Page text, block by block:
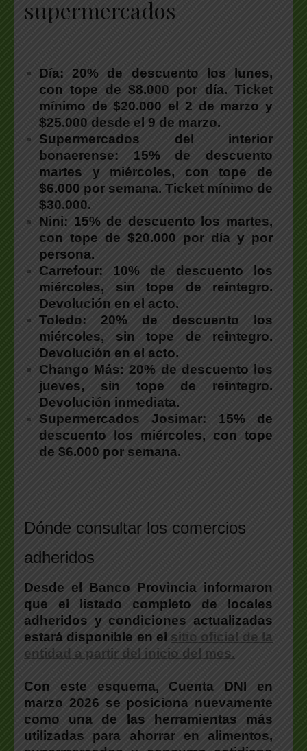
supermercados
Día: 20% de descuento los lunes,
con tope de $8.000 por día. Ticket
mínimo de $20.000 el 2 de marzo y
$25.000 desde el 9 de marzo.
Supermercados del interior
bonaerense: 15% de descuento
martes y miércoles, con tope de
$6.000 por semana. Ticket mínimo de
$30.000.
Nini: 15% de descuento los martes,
con tope de $20.000 por día y por
persona.
Carrefour: 10% de descuento los
miércoles, sin tope de reintegro.
Devolución en el acto.
Toledo: 20% de descuento los
miércoles, sin tope de reintegro.
Devolución en el acto.
Chango Más: 20% de descuento los
jueves, sin tope de reintegro.
Devolución inmediata.
Supermercados Josimar: 15% de
descuento los miércoles, con tope
de $6.000 por semana.
Dónde consultar los comercios
adheridos
Desde el Banco Provincia informaron
que el listado completo de locales
adheridos y condiciones actualizadas
estará disponible en el sitio oficial de la
entidad a partir del inicio del mes.
Con este esquema, Cuenta DNI en
marzo 2026 se posiciona nuevamente
como una de las herramientas más
utilizadas para ahorrar en alimentos,